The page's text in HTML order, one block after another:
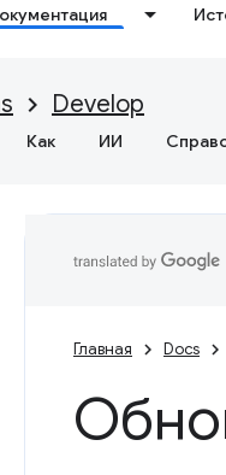
Develop
Как ИИ
Главная Docs